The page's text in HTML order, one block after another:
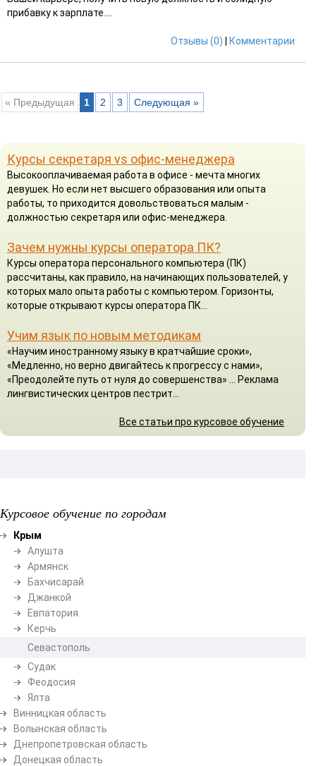
прибавку к зарплате....
Отзывы (0) Комментарии
« Предыдущая 1 2 3 Следующая »
Курсы секретаря vs офис-менеджера
Высокооплачиваемая работа в офисе - мечта многих
девушек. Но если нет высшего образования или опыта
работы, то приходится довольствоваться малым -
должностью секретаря или офис-менеджера.
Зачем нужны курсы оператора ПК?
Курсы оператора персонального компьютера (ПК)
рассчитаны, как правило, на начинающих пользователей, у
которых мало опыта работы с компьютером. Горизонты,
которые открывают курсы оператора ПК...
Учим язык по новым методикам
«Научим иностранному языку в кратчайшие сроки»,
«Медленно, но верно двигайтесь к прогрессу с нами»,
«Преодолейте путь от нуля до совершенства» ... Реклама
лингвистических центров пестрит...
Все статьи про курсовое обучение
Курсовое обучение по городам
Крым
Алушта
Армянск
Бахчисарай
Джанкой
Евпатория
Керчь
Севастополь
Судак
Феодосия
Ялта
Винницкая область
Волынская область
Днепропетровская область
Донецкая область